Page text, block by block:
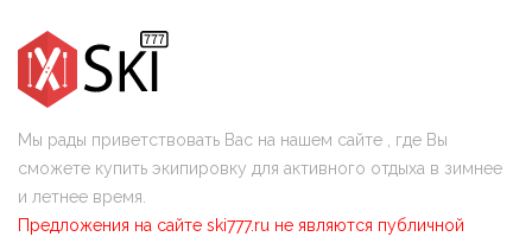
Мы рады приветствовать Вас на нашем сайте , где Вы
сможете купить экипировку для активного отдыха в зимнее
и летнее время.
Предложения на сайте ski777.ru не являются публичной